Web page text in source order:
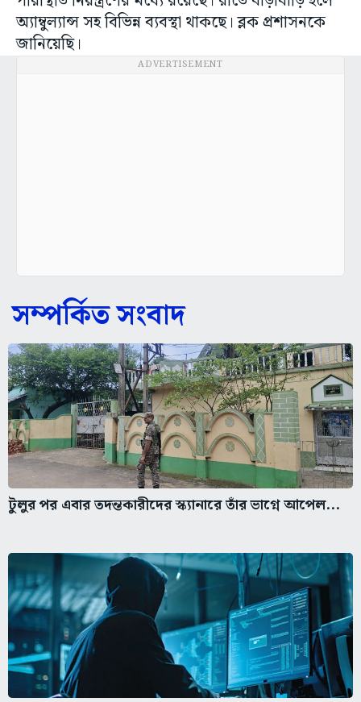
অ্যাম্বুল্যান্স সহ বিভিন্ন ব্যবস্থা থাকছে। ব্লক প্রশাসনকে
জানিয়েছি।
ADVERTISEMENT
সম্পর্কিত সংবাদ
টুলুর পর এবার তদন্তকারীদের স্ক্যানারে তাঁর ভাগ্নে আপেল...